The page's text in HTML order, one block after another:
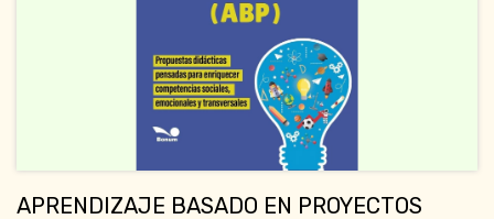
APRENDIZAJE BASADO EN PROYECTOS